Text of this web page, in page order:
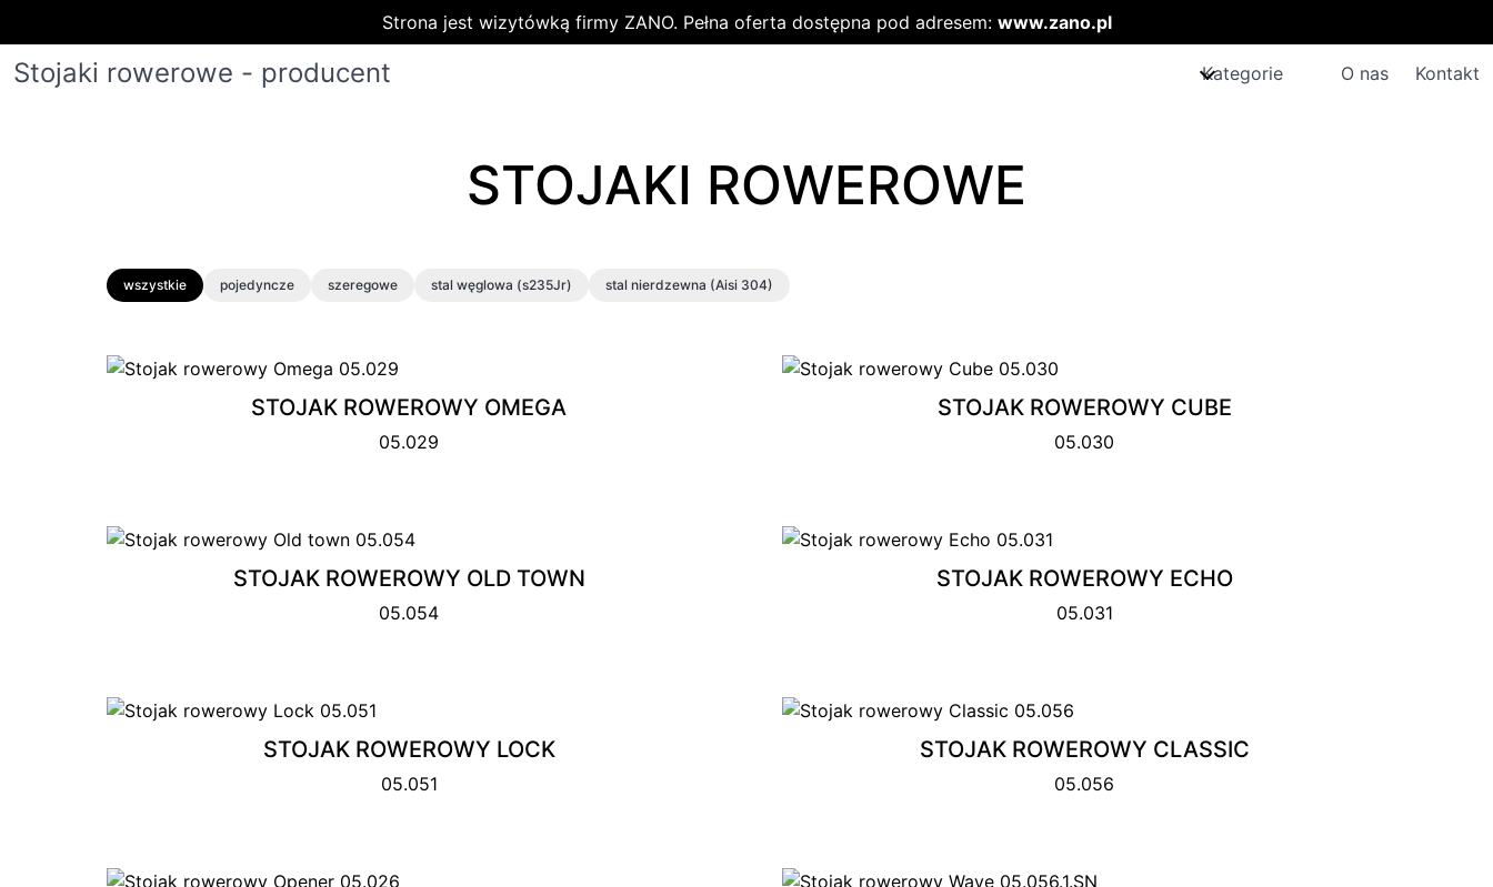
Strona jest wizytówką firmy ZANO. Pełna oferta dostępna pod adresem: www.zano.pl
Stojaki rowerowe - producent Kategorie O nas Kontakt
STOJAKI ROWEROWE
wszystkie pojedyncze szeregowe stal węglowa (s235Jr) stal nierdzewna (Aisi 304)
STOJAK ROWEROWY OMEGA
05.029
STOJAK ROWEROWY CUBE
05.030
STOJAK ROWEROWY OLD TOWN
05.054
STOJAK ROWEROWY ECHO
05.031
STOJAK ROWEROWY LOCK
05.051
STOJAK ROWEROWY CLASSIC
05.056